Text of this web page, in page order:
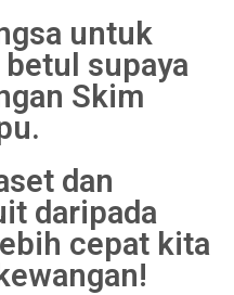
untuk
supaya
Skim
dan
daripada
cepat kita